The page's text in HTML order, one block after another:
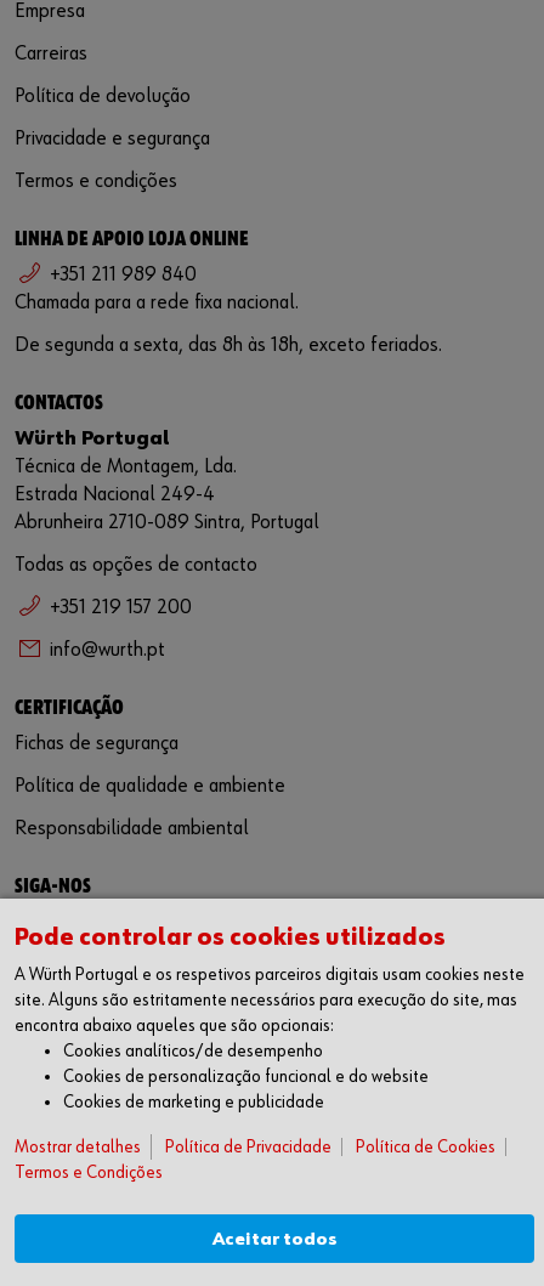
Empresa
Carreiras
Política de devolução
Privacidade e segurança
Termos e condições
LINHA DE APOIO LOJA ONLINE
+351 211 989 840
Chamada para a rede fixa nacional.
De segunda a sexta, das 8h às 18h, exceto feriados.
CONTACTOS
Würth Portugal
Técnica de Montagem, Lda.
Estrada Nacional 249-4
Abrunheira 2710-089 Sintra, Portugal
Todas as opções de contacto
+351 219 157 200
info@wurth.pt
CERTIFICAÇÃO
Fichas de segurança
Política de qualidade e ambiente
Responsabilidade ambiental
SIGA-NOS
Facebook
Instagram
LinkedIn
Youtube
WÜRTH APP
Google Android
Apple iOS
SUGESTÕES
Pode controlar os cookies utilizados
A Würth Portugal e os respetivos parceiros digitais usam cookies neste
site. Alguns são estritamente necessários para execução do site, mas
encontra abaixo aqueles que são opcionais:
Cookies analíticos/de desempenho
Cookies de personalização funcional e do website
Cookies de marketing e publicidade
Mostrar detalhes Política de Privacidade
Política de Cookies
Termos e Condições
Aceitar todos